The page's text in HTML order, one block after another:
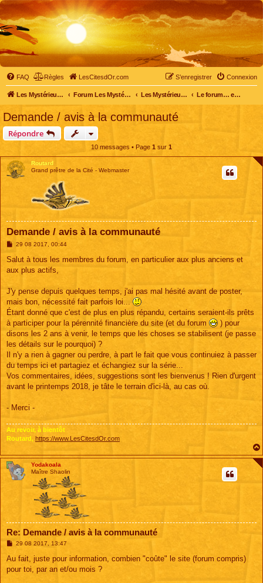
FAQ Règles LesCitesdOr.com Connexion
S’enregistrer
Les Mystérieuses Cités d'Or - LesCitesdOr.com Forum Les Mystérieuses Cités d'Or Les Mystérieuses Cités d'Or Le forum… entre membres
Demande / avis à la communauté
Répondre
10 messages • Page 1 sur 1
Routard
Grand prêtre de la Cité - Webmaster
Demande / avis à la communauté
M
s
a
29 08 2017, 00:44
Salut à tous les membres du forum, en particulier aux plus anciens et
aux plus actifs,
J'y pense depuis quelques temps, j'ai pas mal hésité avant de poster,
mais bon, nécessité fait parfois loi...
Étant donné que c'est de plus en plus répandu, certains seraient-ils prêts
à participer pour la pérennité financière du site (et du forum
) pour
disons les 2 ans à venir, le temps que les choses se stabilisent (je passe
les détails sur le pourquoi) ?
Il n'y a rien à gagner ou perdre, à part le fait que vous continuiez à passer
du temps ici et partagiez et échangiez sur la série...
Vos commentaires, idées, suggestions sont les bienvenus ! Rien d'urgent
avant le printemps 2018, je tâte le terrain d'ici-là, au cas où.
- Merci -
Au revoir, à bientôt
Routard, https://www.LesCitesdOr.com
Yodakoala
Maître Shaolin
Re: Demande / avis à la communauté
M
s
a
29 08 2017, 13:47
Au fait, juste pour information, combien "coûte" le site (forum compris)
pour toi, par an et/ou mois ?